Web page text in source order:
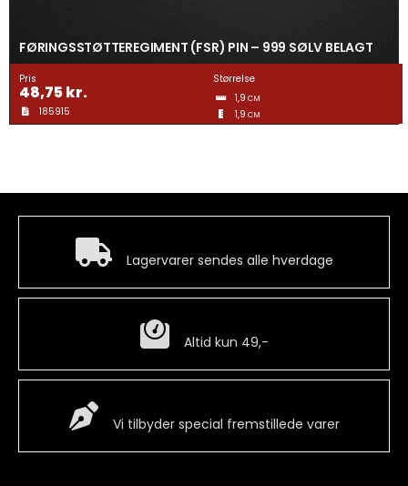
FØRINGSSTØTTEREGIMENT (FSR) PIN – 999 SØLV BELAGT
Pris
48,75kr.
185915
Størrelse
1,9 CM
1,9 CM
Lagervarer sendes alle hverdage
Altid kun 49,-
Vi tilbyder special fremstillede varer